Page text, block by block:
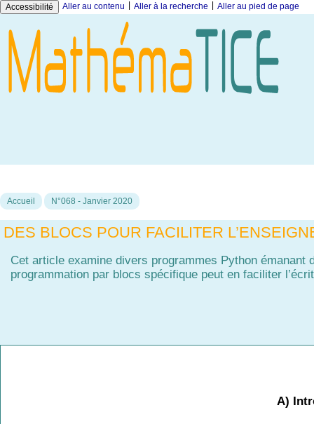
Accessibilité Aller au contenu Aller à la recherche Aller au pied de page
Accueil N°068 - Janvier 2020
DES BLOCS POUR FACILITER
Cet article examine divers programmes Python
programmation par blocs spécifique peut en faciliter
A)